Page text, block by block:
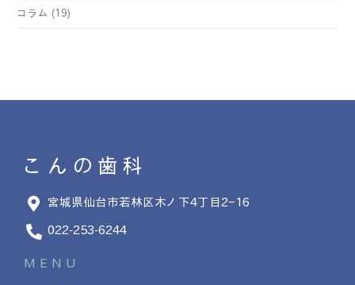
コラム (19)
こんの歯科
宮城県仙台市若林区木ノ下4丁目2−16
022-253-6244
MENU